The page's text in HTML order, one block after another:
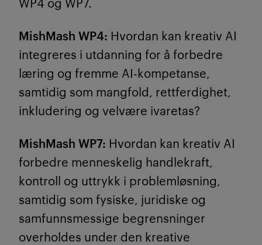
MishMash WP4: Hvordan kan kreativ AI
integreres i utdanning for å forbedre
læring og fremme AI-kompetanse,
samtidig som mangfold, rettferdighet,
inkludering og velvære ivaretas?
MishMash WP7: Hvordan kan kreativ AI
forbedre menneskelig handlekraft,
kontroll og uttrykk i problemløsning,
samtidig som fysiske, juridiske og
samfunnsmessige begrensninger
overholdes under den kreative